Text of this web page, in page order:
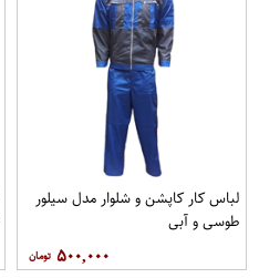
لباس کار کاپشن و شلوار مدل سیلور
طوسی و آبی
۵۰۰,۰۰۰